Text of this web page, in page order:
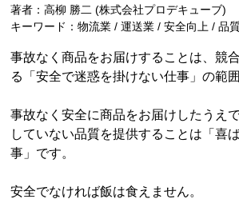
著者：高柳 勝二 (株式会社プロデキューブ)
キーワード：物流業 / 運送業 / 安全向上 / 品
事故なく商品をお届けすることは、競
る「安全で迷惑を掛けない仕事」の範囲
事故なく安全に商品をお届けしたうえ
していない品質を提供することは「喜
事」です。
安全でなければ飯は食えません。